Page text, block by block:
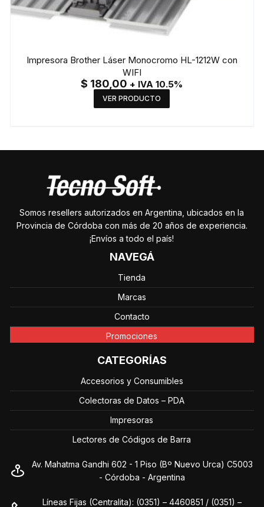
Impresora Brother Láser Monocromo HL-1212W con
WIFI
$ 180,00 + IVA 10.5%
VER PRODUCTO
Somos resellers autorizados en Argentina, ubicados en la
Provincia de Córdoba con más de 20 años de experiencia.
¡Envíos a todo el país!
NAVEGÁ
Tienda
Marcas
Contacto
Promociones
CATEGORÍAS
Accesorios y Consumibles
Colectoras de Datos – PDA
Impresoras
Lectores de Códigos de Barra
Av. Mahatma Gandhi 602 - 1 Piso (Bº Nuevo Urca) C5003
- Córdoba - Argentina
Líneas Fijas (Centralita): (0351) – 4460851 / (0351) –